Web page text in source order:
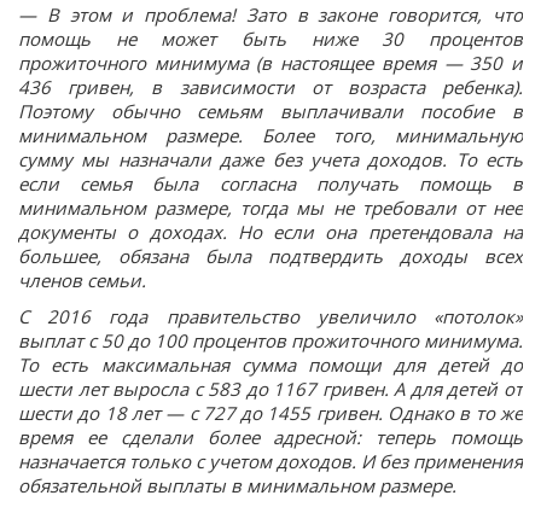
— В этом и проблема! Зато в законе говорится, что
помощь не может быть ниже 30 процентов
прожиточного минимума (в настоящее время — 350 и
436 гривен, в зависимости от возраста ребенка).
Поэтому обычно семьям выплачивали пособие в
минимальном размере. Более того, минимальную
сумму мы назначали даже без учета доходов. То есть
если семья была согласна получать помощь в
минимальном размере, тогда мы не требовали от нее
документы о доходах. Но если она претендовала на
большее, обязана была подтвердить доходы всех
членов семьи.
С 2016 года правительство увеличило «потолок»
выплат с 50 до 100 процентов прожиточного минимума.
То есть максимальная сумма помощи для детей до
шести лет выросла с 583 до 1167 гривен. А для детей от
шести до 18 лет — с 727 до 1455 гривен. Однако в то же
время ее сделали более адресной: теперь помощь
назначается только с учетом доходов. И без применения
обязательной выплаты в минимальном размере.